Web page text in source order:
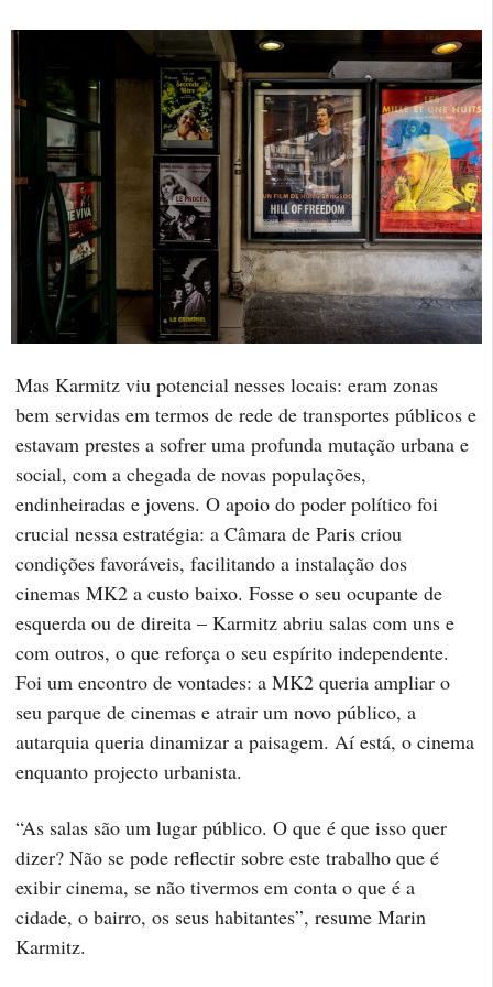
Mas Karmitz viu potencial nesses locais: eram zonas
bem servidas em termos de rede de transportes públicos e
estavam prestes a sofrer uma profunda mutação urbana e
social, com a chegada de novas populações,
endinheiradas e jovens. O apoio do poder político foi
crucial nessa estratégia: a Câmara de Paris criou
condições favoráveis, facilitando a instalação dos
cinemas MK2 a custo baixo. Fosse o seu ocupante de
esquerda ou de direita – Karmitz abriu salas com uns e
com outros, o que reforça o seu espírito independente.
Foi um encontro de vontades: a MK2 queria ampliar o
seu parque de cinemas e atrair um novo público, a
autarquia queria dinamizar a paisagem. Aí está, o cinema
enquanto projecto urbanista.
“As salas são um lugar público. O que é que isso quer
dizer? Não se pode reflectir sobre este trabalho que é
exibir cinema, se não tivermos em conta o que é a
cidade, o bairro, os seus habitantes”, resume Marin
Karmitz.